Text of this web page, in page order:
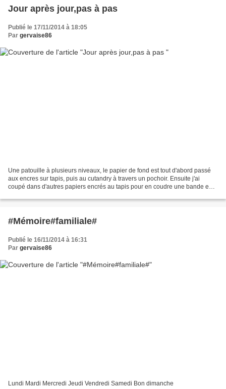
Jour après jour,pas à pas
Publié le 17/11/2014 à 18:05
Par gervaise86
Une patouille à plusieurs niveaux, le papier de fond est tout d'abord passé
aux encres sur tapis, puis au cutandry à travers un pochoir. Ensuite j'ai
coupé dans d'autres papiers encrés au tapis pour en coudre une bande en
#Mémoire#familiale#
Publié le 16/11/2014 à 16:31
Par gervaise86
Lundi Mardi Mercredi Jeudi Vendredi Samedi Bon dimanche